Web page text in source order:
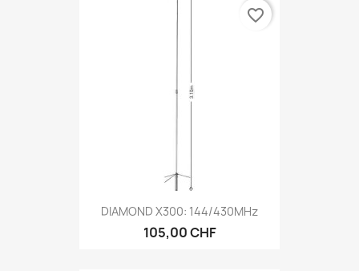
DIAMOND X300: 144/430MHz
105,00 CHF
favorite_border